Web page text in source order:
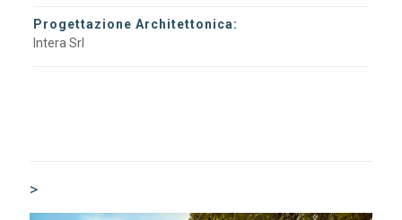
Progettazione Architettonica:
Intera Srl
>